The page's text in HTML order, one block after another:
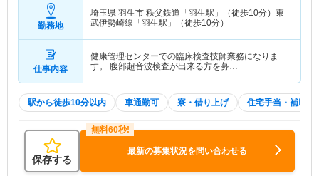
勤務地
埼玉県 羽生市 秩父鉄道「羽生駅」（徒歩10分）東
武伊勢崎線「羽生駅」（徒歩10分）
仕事内容
健康管理センターでの臨床検査技師業務になりま
す。 腹部超音波検査が出来る方を募…
駅から徒歩10分以内 車通勤可 寮・借り上げ 住宅手当・補助
保存する
最新の募集状況を問い合わせる